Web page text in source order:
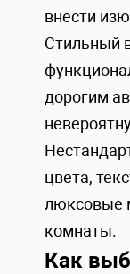
внести
Стильный
дорогим
цвета,
люксовые
комнаты.
Как